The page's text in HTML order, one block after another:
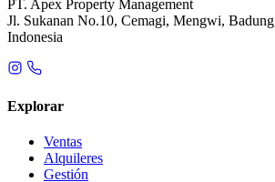
PT. Apex Property Management
Jl. Sukanan No.10, Cemagi, Mengwi,
Indonesia
Explorar
Ventas
Alquileres
Gestión